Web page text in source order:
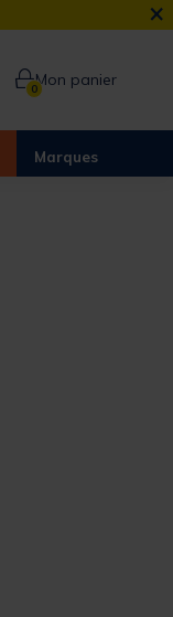
×
0Mon panier
Marques